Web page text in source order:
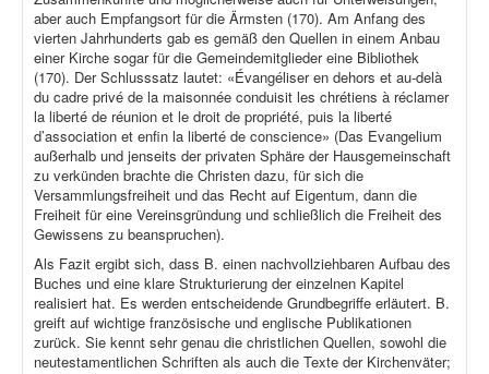
aber auch Empfangsort für die Ärmsten (170). Am Anfang des
vierten Jahrhunderts gab es gemäß den Quellen in einem Anbau
einer Kirche sogar für die Gemeindemitglieder eine Bibliothek
(170). Der Schlusssatz lautet: «Évangéliser en dehors et au-delà
du cadre privé de la maisonnée conduisit les chrétiens à réclamer
la liberté de réunion et le droit de propriété, puis la liberté
d’association et enfin la liberté de conscience» (Das Evangelium
außerhalb und jenseits der privaten Sphäre der Hausgemeinschaft
zu verkünden brachte die Christen dazu, für sich die
Versammlungsfreiheit und das Recht auf Eigentum, dann die
Freiheit für eine Vereinsgründung und schließlich die Freiheit des
Gewissens zu beanspruchen).
Als Fazit ergibt sich, dass B. einen nachvollziehbaren Aufbau des
Buches und eine klare Strukturierung der einzelnen Kapitel
realisiert hat. Es werden entscheidende Grundbegriffe erläutert. B.
greift auf wichtige französische und englische Publikationen
zurück. Sie kennt sehr genau die christlichen Quellen, sowohl die
neutestamentlichen Schriften als auch die Texte der Kirchenväter;